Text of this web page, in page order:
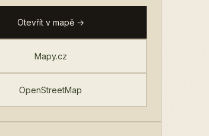
Otevřít v mapě →
Mapy.cz
OpenStreetMap